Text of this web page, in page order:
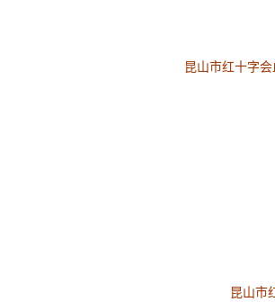
昆山市红十字
昆山市